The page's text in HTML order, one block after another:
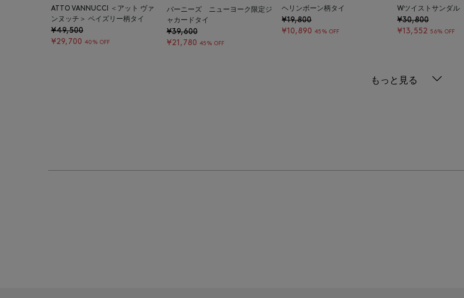
ATTO VANNUCCI ＜アット ヴァ
ンヌッチ＞ ペイズリー柄タイ
¥49,500
¥29,700 40% OFF
バーニーズ ニューヨーク限定ジ
ャカードタイ
¥39,600
¥21,780 45% OFF
ヘリンボーン柄タイ
¥19,800
¥10,890 45% OFF
Wツイストサンダル
¥30,800
¥13,552 56% OFF
もっと見る